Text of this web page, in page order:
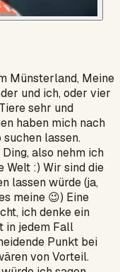
Münsterland, Meine
und ich, oder vier
sehr und
haben mich nach
lassen.
also nehm ich
Welt :) Wir sind die
lassen würde (ja,
meine 😉) Eine
ich denke ein
in jedem Fall
Punkt bei
von Vorteil.